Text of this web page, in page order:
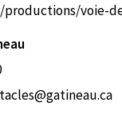
voie-